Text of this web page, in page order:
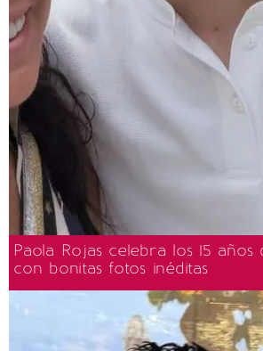
Paola Rojas celebra los 15 años
con bonitas fotos inéditas